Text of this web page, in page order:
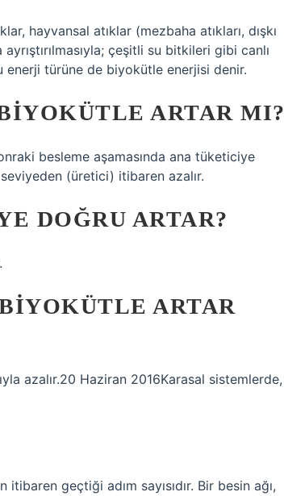
hayvansal atıklar (mezbaha atıkları, dışkı
çeşitli su bitkileri gibi canlı
türüne de biyokütle enerjisi denir.
ARTAR MI?
besleme aşamasında ana tüketiciye
(üretici) itibaren azalır.
DOĞRU ARTAR?
ARTAR
azalır.20 Haziran 2016Karasal sistemlerde,
geçtiği adım sayısıdır. Bir besin ağı,